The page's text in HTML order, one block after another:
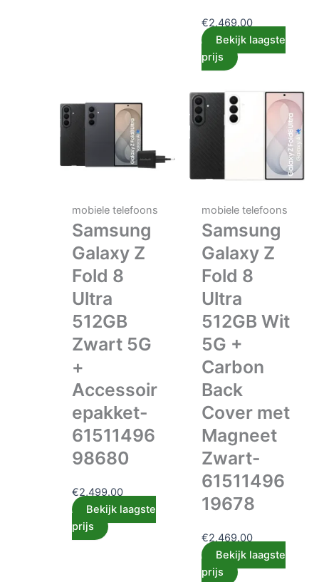
€2,469.00
Bekijk laagste
prijs
mobiele telefoons
Samsung
Galaxy Z
Fold 8
Ultra
512GB
Zwart 5G
+
Accessoir
epakket-
61511496
98680
€2,499.00
Bekijk laagste
prijs
mobiele telefoons
Samsung
Galaxy Z
Fold 8
Ultra
512GB Wit
5G +
Carbon
Back
Cover met
Magneet
Zwart-
61511496
19678
€2,469.00
Bekijk laagste
prijs